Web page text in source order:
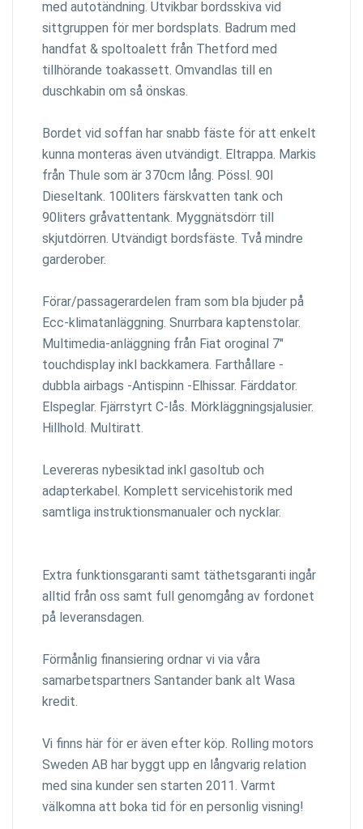
med autotändning. Utvikbar bordsskiva vid
sittgruppen för mer bordsplats. Badrum med
handfat & spoltoalett från Thetford med
tillhörande toakassett. Omvandlas till en
duschkabin om så önskas.
Bordet vid soffan har snabb fäste för att enkelt
kunna monteras även utvändigt. Eltrappa. Markis
från Thule som är 370cm lång. Pössl. 90l
Dieseltank. 100liters färskvatten tank och
90liters gråvattentank. Myggnätsdörr till
skjutdörren. Utvändigt bordsfäste. Två mindre
garderober.
Förar/passagerardelen fram som bla bjuder på
Ecc-klimatanläggning. Snurrbara kaptenstolar.
Multimedia-anläggning från Fiat oroginal 7"
touchdisplay inkl backkamera. Farthållare -
dubbla airbags -Antispinn -Elhissar. Färddator.
Elspeglar. Fjärrstyrt C-lås. Mörkläggningsjalusier.
Hillhold. Multiratt.
Levereras nybesiktad inkl gasoltub och
adapterkabel. Komplett servicehistorik med
samtliga instruktionsmanualer och nycklar.
Extra funktionsgaranti samt täthetsgaranti ingår
alltid från oss samt full genomgång av fordonet
på leveransdagen.
Förmånlig finansiering ordnar vi via våra
samarbetspartners Santander bank alt Wasa
kredit.
Vi finns här för er även efter köp. Rolling motors
Sweden AB har byggt upp en långvarig relation
med sina kunder sen starten 2011. Varmt
välkomna att boka tid för en personlig visning!